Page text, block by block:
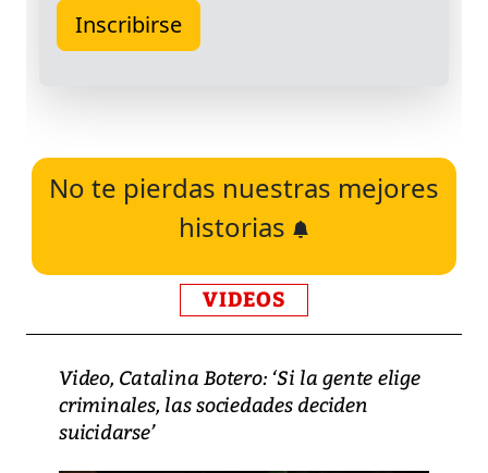
No te pierdas nuestras mejores
historias
VIDEOS
Video, Catalina Botero: ‘Si la gente elige
criminales, las sociedades deciden
suicidarse’